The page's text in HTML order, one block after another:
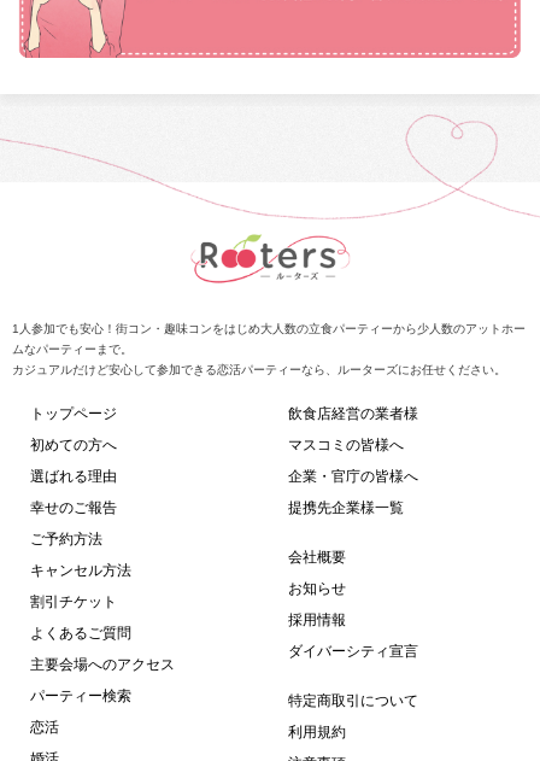
1人参加でも安心！街コン・趣味コンをはじめ大人数の立食パーティーから少人数のアットホー
ムなパーティーまで。
カジュアルだけど安心して参加できる恋活パーティーなら、ルーターズにお任せください。
トップページ
初めての方へ
選ばれる理由
幸せのご報告
ご予約方法
キャンセル方法
割引チケット
よくあるご質問
主要会場へのアクセス
パーティー検索
恋活
飲食店経営の業者様
マスコミの皆様へ
企業・官庁の皆様へ
提携先企業様一覧
会社概要
お知らせ
採用情報
ダイバーシティ宣言
特定商取引について
利用規約